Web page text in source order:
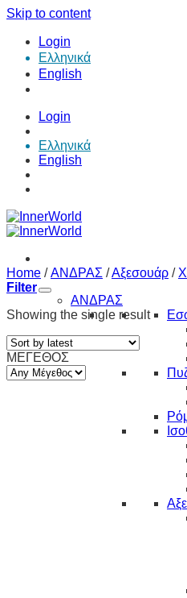
Skip to content
Login
Ελληνικά
English
Login
Ελληνικά
English
ΑΝΔΡΑΣ
Home / ΑΝΔΡΑΣ /Αξεσουάρ /
Filter
Showing the single result
ΜΕΓΕΘΟΣ